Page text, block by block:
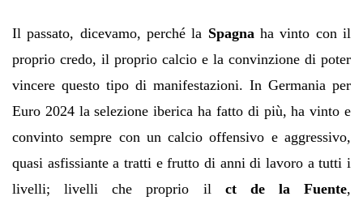
Il passato, dicevamo, perché la Spagnaha vinto con il
proprio credo, il proprio calcio e la convinzione di poter
vincere questo tipo di manifestazioni. In Germania per
Euro 2024 la selezione iberica ha fatto di più, ha vinto e
convinto sempre con un calcio offensivo e aggressivo,
quasi asfissiante a tratti e frutto di anni di lavoro a tutti i
livelli; livelli che proprio il ct de la Fuente,